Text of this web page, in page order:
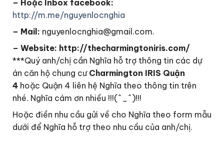
– Hoặc Inbox facebook:
http://m.me/nguyenlocnghia
– Mail: nguyenlocnghia@gmail.com.
– Website: http://thecharmingtoniris.com/
***Quý anh/chị cần Nghĩa hỗ trợ thông tin các dự
án căn hộ chung cưCharmington IRIS Quận
4 hoặc Quận 4 liên hệ Nghĩa theo thông tin trên
nhé. Nghĩa cám ơn nhiều !!!(^_^)!!!
Hoặc điền nhu cầu gửi về cho Nghĩa theo form mẫu
dưới để Nghĩa hỗ trợ theo nhu cầu của anh/chị.